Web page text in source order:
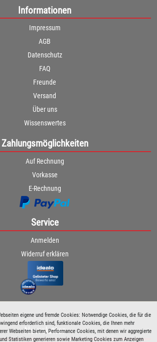
eigene und fremde Cookies: Notwendige Cookies, die für die
erforderlich sind, funktionale Cookies, die Ihnen mehr
Webseiten bieten, Performance Cookies, mit denen wir aggregierte
Statistiken generieren sowie Marketing Cookies zum Anzeigen
Informationen
Impressum
AGB
Datenschutz
FAQ
Freunde
Versand
Über uns
Wissenswertes
Zahlungsmöglichkeiten
Auf Rechnung
Vorkasse
E-Rechnung
Service
Anmelden
Widerruf erklären
Newsletter